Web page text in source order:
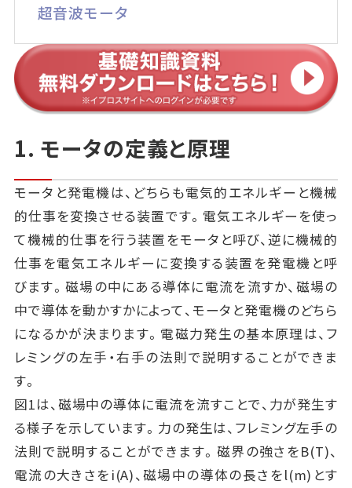
超音波モータ
1. モータの定義と原理
モータと発電機は、どちらも電気的エネルギーと機械
的仕事を変換させる装置です。電気エネルギーを使っ
て機械的仕事を行う装置をモータと呼び、逆に機械的
仕事を電気エネルギーに変換する装置を発電機と呼
びます。磁場の中にある導体に電流を流すか、磁場の
中で導体を動かすかによって、モータと発電機のどちら
になるかが決まります。電磁力発生の基本原理は、フ
レミングの左手・右手の法則で説明することができま
す。
図1は、磁場中の導体に電流を流すことで、力が発生す
る様子を示しています。力の発生は、フレミング左手の
法則で説明することができます。磁界の強さをB(T)、
電流の大きさをi(A)、磁場中の導体の長さをl(m)とす